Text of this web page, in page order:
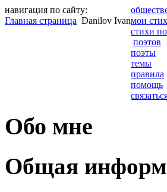
навигация по сайту:
Главная страница Danilov Ivanмои
стихи
поэтов
поэты
темы
правила
помощь
Обо мне
Общая